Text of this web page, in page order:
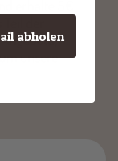
abholen